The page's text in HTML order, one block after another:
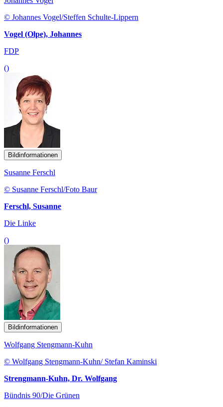
© Johannes Vogel/Steffen Schulte-Lippern
Vogel (Olpe), Johannes
FDP
()
Bildinformationen
Susanne Ferschl
© Susanne Ferschl/Foto Baur
Ferschl, Susanne
Die Linke
()
Bildinformationen
Wolfgang Stengmann-Kuhn
© Wolfgang Stengmann-Kuhn/ Stefan Kaminski
Strengmann-Kuhn, Dr. Wolfgang
Bündnis 90/Die Grünen